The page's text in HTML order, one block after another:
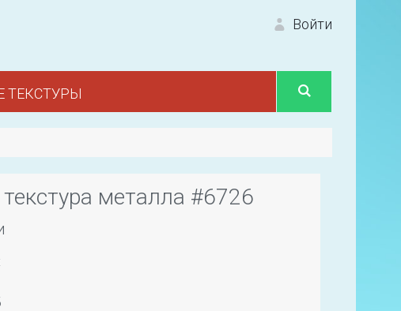
Войти
ТЕКСТУРЫ
металла #6726